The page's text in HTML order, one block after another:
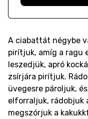
A ciabattát négybe
pirítjuk, amíg a ragu
leszedjük, apró
zsírjára pirítjuk.
üvegesre pároljuk,
elforraljuk, rádobjuk
megszórjuk a